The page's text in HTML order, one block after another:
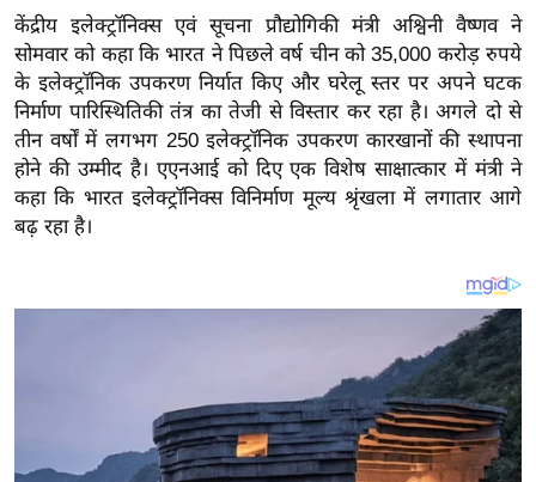
वि
शे
ष
ज्ञ
रा
य
ब
ज
खे
I
केंद्रीय इलेक्ट्रॉनिक्स एवं सूचना प्रौद्योगिकी मंत्री अश्विनी वैष्णव ने
सोमवार को कहा कि भारत ने पिछले वर्ष चीन को 35,000 करोड़ रुपये
के इलेक्ट्रॉनिक उपकरण निर्यात किए और घरेलू स्तर पर अपने घटक
निर्माण पारिस्थितिकी तंत्र का तेजी से विस्तार कर रहा है। अगले दो से
तीन वर्षों में लगभग 250 इलेक्ट्रॉनिक उपकरण कारखानों की स्थापना
होने की उम्मीद है। एएनआई को दिए एक विशेष साक्षात्कार में मंत्री ने
कहा कि भारत इलेक्ट्रॉनिक्स विनिर्माण मूल्य श्रृंखला में लगातार आगे
बढ़ रहा है।